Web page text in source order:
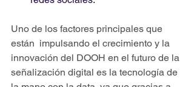
Uno de los factores principales que
están  impulsando el crecimiento y la
innovación del DOOH en el futuro de la
señalización digital es la tecnología de